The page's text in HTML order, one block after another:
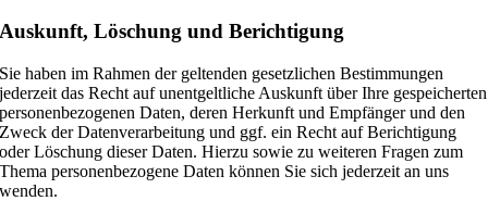
Auskunft, Löschung und Berichtigung
Sie haben im Rahmen der geltenden gesetzlichen Bestimmungen
jederzeit das Recht auf unentgeltliche Auskunft über Ihre gespeicherten
personenbezogenen Daten, deren Herkunft und Empfänger und den
Zweck der Datenverarbeitung und ggf. ein Recht auf Berichtigung
oder Löschung dieser Daten. Hierzu sowie zu weiteren Fragen zum
Thema personenbezogene Daten können Sie sich jederzeit an uns
wenden.